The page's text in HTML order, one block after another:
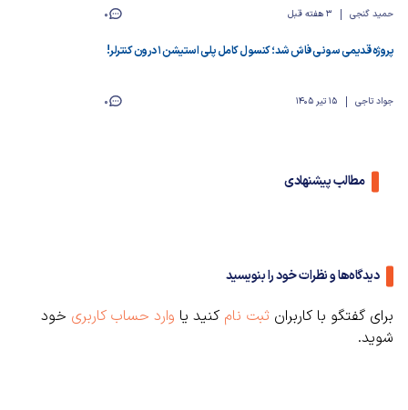
حمید گنجی 3 هفته قبل 0
پروژه قدیمی سونی فاش شد؛ کنسول کامل پلی استیشن 1 درون کنترلر!
جواد تاجی 15 تیر 1405 0
مطالب پیشنهادی
دیدگاه‌ها و نظرات خود را بنویسید
برای گفتگو با کاربران ثبت نام کنید یا وارد حساب کاربری خود
شوید.